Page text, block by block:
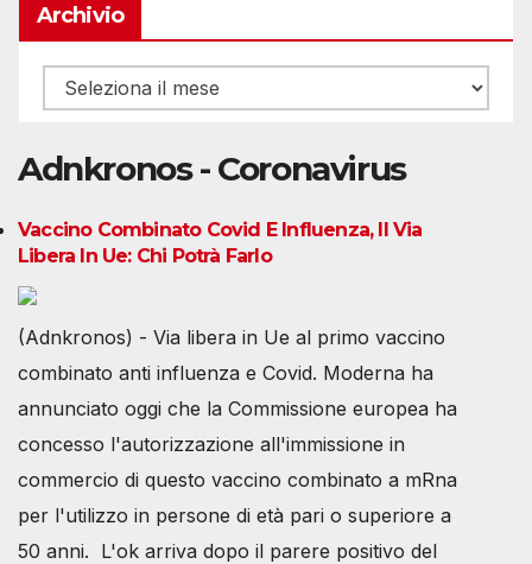
Archivio
Archivio
Adnkronos - Coronavirus
Vaccino Combinato Covid E Influenza, Il Via
Libera In Ue: Chi Potrà Farlo
(Adnkronos) - Via libera in Ue al primo vaccino
combinato anti influenza e Covid. Moderna ha
annunciato oggi che la Commissione europea ha
concesso l'autorizzazione all'immissione in
commercio di questo vaccino combinato a mRna
per l'utilizzo in persone di età pari o superiore a
50 anni. L'ok arriva dopo il parere positivo del